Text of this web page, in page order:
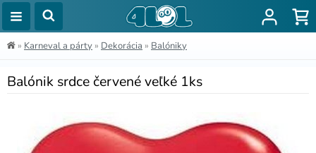
» Karneval a párty » Dekorácia » Balóniky
Balónik srdce červené veľké 1ks